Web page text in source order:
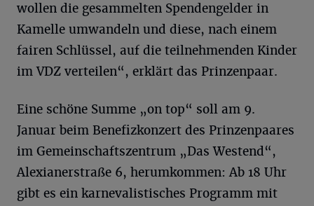
wollen die gesammelten Spendengelder in
Kamelle umwandeln und diese, nach einem
fairen Schlüssel, auf die teilnehmenden Kinder
im VDZ verteilen“, erklärt das Prinzenpaar.
Eine schöne Summe „on top“ soll am 9.
Januar beim Benefizkonzert des Prinzenpaares
im Gemeinschaftszentrum „Das Westend“,
Alexianerstraße 6, herumkommen: Ab 18 Uhr
gibt es ein karnevalistisches Programm mit